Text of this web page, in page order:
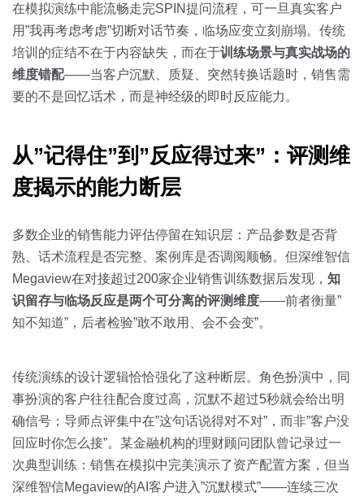
房地产
金融
按角色
销售人员
销售管理
按业务场景
交易跟进
培训辅导
资源中心
全部
白皮书
关于我们
预约演示
在模拟演练中能流畅走完SPIN提问流程，可一旦真实客户
用”我再考虑考虑”切断对话节奏，临场应变立刻崩塌。传统
培训的症结不在于内容缺失，而在于训练场景与真实战场的
维度错配——当客户沉默、质疑、突然转换话题时，销售需
要的不是回忆话术，而是神经级的即时反应能力。
从”记得住”到”反应得过来”：评测维
度揭示的能力断层
多数企业的销售能力评估停留在知识层：产品参数是否背
熟、话术流程是否完整、案例库是否调阅顺畅。但深维智信
Megaview在对接超过200家企业销售训练数据后发现， 知
识留存与临场反应是两个可分离的评测维度——前者衡量”
知不知道”，后者检验”敢不敢用、会不会变”。
传统演练的设计逻辑恰恰强化了这种断层。角色扮演中，同
事扮演的客户往往配合度过高，沉默不超过5秒就会给出明
确信号；导师点评集中在”这句话说得对不对”，而非”客户没
回应时你怎么接”。某金融机构的理财顾问团队曾记录过一
次典型训练：销售在模拟中完美演示了资产配置方案，但当
深维智信Megaview的AI客户进入”沉默模式”——连续三次